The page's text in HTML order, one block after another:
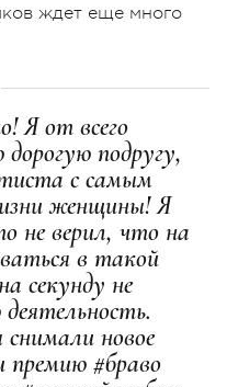
ждет еще много
Я от всего
дорогую подругу,
с самым
женщины! Я
не верил, что на
в такой
секунду не
новое
премию #браво